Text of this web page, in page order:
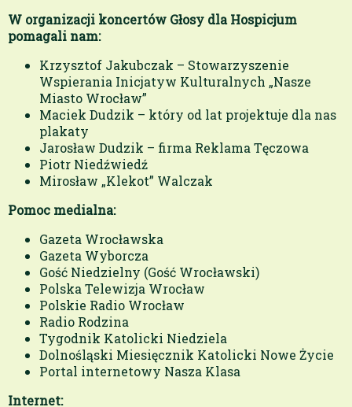
W organizacji koncertów Głosy dla Hospicjum
pomagali nam:
Krzysztof Jakubczak – Stowarzyszenie
Wspierania Inicjatyw Kulturalnych „Nasze
Miasto Wrocław”
Maciek Dudzik – który od lat projektuje dla nas
plakaty
Jarosław Dudzik – firma Reklama Tęczowa
Piotr Niedźwiedź
Mirosław „Klekot” Walczak
Pomoc medialna:
Gazeta Wrocławska
Gazeta Wyborcza
Gość Niedzielny (Gość Wrocławski)
Polska Telewizja Wrocław
Polskie Radio Wrocław
Radio Rodzina
Tygodnik Katolicki Niedziela
Dolnośląski Miesięcznik Katolicki Nowe Życie
Portal internetowy Nasza Klasa
Internet: